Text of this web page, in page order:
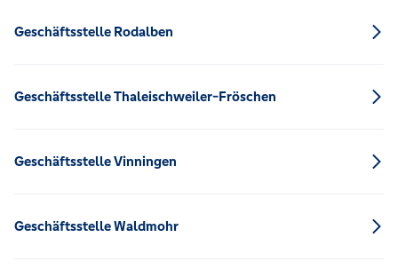
Geschäftsstelle Rodalben
Geschäftsstelle Thaleischweiler-Fröschen
Geschäftsstelle Vinningen
Geschäftsstelle Waldmohr